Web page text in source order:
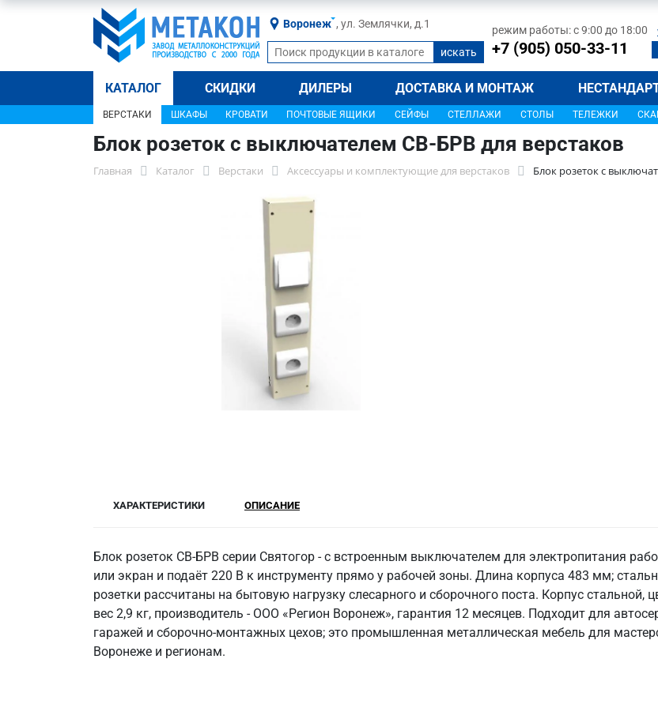
Воронеж , ул. Землячки, д.1 режим работы: с 9:00 до 18:00
+7 (905) 050-33-11
КАТАЛОГ СКИДКИ ДИЛЕРЫ ДОСТАВКА И МОНТАЖ
ВЕРСТАКИ ШКАФЫ КРОВАТИ ПОЧТОВЫЕ ЯЩИКИ СЕЙФЫ СТЕЛЛАЖИ СТОЛЫ ТЕЛЕЖКИ
Блок розеток с выключателем СВ-БРВ для верстаков
Главная Каталог Верстаки Аксессуары и комплектующие для верстаков Блок розеток с
ХАРАКТЕРИСТИКИ ОПИСАНИЕ
Блок розеток СВ-БРВ серии Святогор - с встроенным выключателем для электропитания
или экран и подаёт 220 В к инструменту прямо у рабочей зоны. Длина корпуса 483 мм;
розетки рассчитаны на бытовую нагрузку слесарного и сборочного поста. Корпус стальной,
вес 2,9 кг, производитель - ООО «Регион Воронеж», гарантия 12 месяцев. Подходит для
гаражей и сборочно-монтажных цехов; это промышленная металлическая мебель для
Воронеже и регионам.